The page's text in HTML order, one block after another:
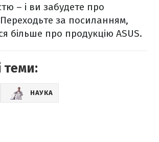
– і ви забудете про
за посиланням,
більше про продукцію ASUS.
теми:
НАУКА